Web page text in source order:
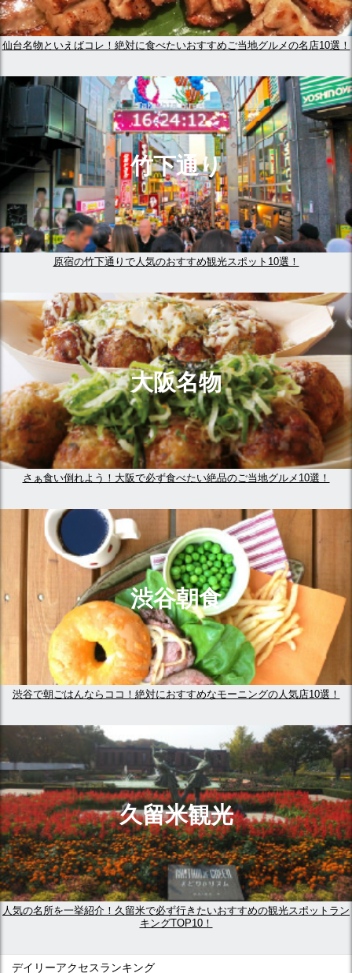
仙台名物といえばコレ！絶対に食べたいおすすめご当地グルメの名店10選！
竹下通り
原宿の竹下通りで人気のおすすめ観光スポット10選！
大阪名物
さぁ食い倒れよう！大阪で必ず食べたい絶品のご当地グルメ10選！
渋谷朝食
渋谷で朝ごはんならココ！絶対におすすめなモーニングの人気店10選！
久留米観光
人気の名所を一挙紹介！久留米で必ず行きたいおすすめの観光スポットラン
キングTOP10！
デイリーアクセスランキング